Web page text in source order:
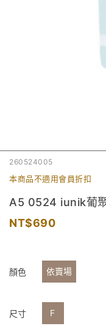
260524005
本商品不適用會員折扣
A5 0524 iunik葡
690
顏色 依賣場
尺寸 F